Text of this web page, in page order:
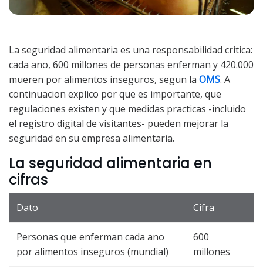
La seguridad alimentaria es una responsabilidad critica:
cada ano, 600 millones de personas enferman y 420.000
mueren por alimentos inseguros, segun la OMS. A
continuacion explico por que es importante, que
regulaciones existen y que medidas practicas -incluido
el registro digital de visitantes- pueden mejorar la
seguridad en su empresa alimentaria.
La seguridad alimentaria en
cifras
Dato Cifra
Personas que enferman cada ano
por alimentos inseguros (mundial)
600
millones